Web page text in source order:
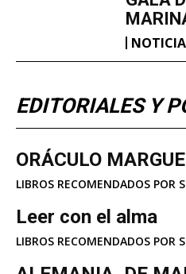
EDITORIALES Y
ORÁCULO
LIBROS RECOMENDADOS POR
Leer con el alma
LIBROS RECOMENDADOS POR